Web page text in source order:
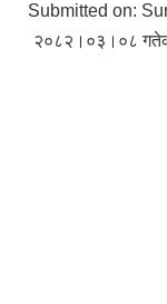
Submitted on:
२०८२।०३।०८ गतेको